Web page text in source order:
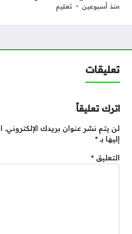
منذ أسبوعين تعليم
تعليقات
اترك تعليقاً
لن يتم نشر عنوان بريدك الإلكتروني.
إليها بـ*
التعليق *